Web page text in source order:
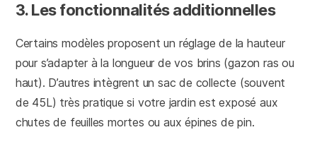
3. Les fonctionnalités additionnelles
Certains modèles proposent un réglage de la hauteur
pour s’adapter à la longueur de vos brins (gazon ras ou
haut). D’autres intègrent un sac de collecte (souvent
de 45L) très pratique si votre jardin est exposé aux
chutes de feuilles mortes ou aux épines de pin.